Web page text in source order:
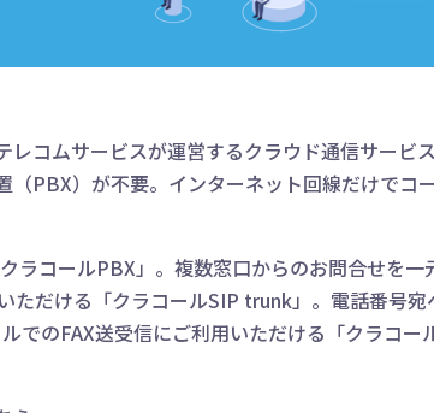
レコムサービスが運営するクラウド通信サービ
（PBX）が不要。インターネット回線だけでコ
ラコールPBX」。複数窓口からのお問合せを
ただける「クラコールSIP trunk」。電話番号
でのFAX送受信にご利用いただける「クラコー